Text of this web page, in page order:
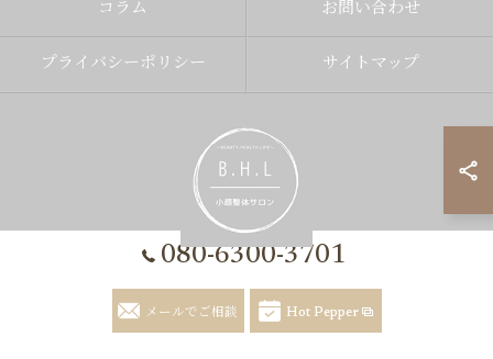
080-6300-3701
メールでご相談 Hot Pepper
コラム お問い合わせ
プライバシーポリシー サイトマップ
© 2026 福岡県福岡市の整体なら小顔整体サロン B.H.L ALL RIGHTS
RESERVED.